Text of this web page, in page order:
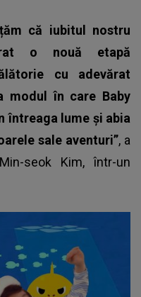
că iubitul nostru
o nouă etapă
cu adevărat
modul în care Baby
întreaga lume și abia
sale aventuri”, a
seok Kim, într-un